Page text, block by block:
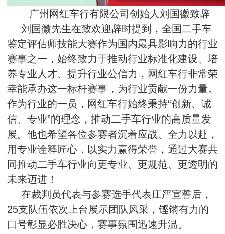
广州网红车行有限公司创始人刘国徽致辞
刘国徽先生在致欢迎辞时提到，全国二手车
鉴定评估师技能大赛作为国内最具影响力的行业
赛事之一，始终致力于推动行业标准化建设、培
养专业人才、提升行业公信力，网红车行非常荣
幸能承办这一标杆赛事，为行业贡献一份力量。
作为行业的一员，网红车行始终秉持“创新、诚
信、专业”的理念，推动二手车行业的高质量发
展。他也希望各位参赛者沉着应战、全力以赴，
用专业诠释匠心，以实力赢得荣誉，通过大赛共
同推动二手车行业向更专业、更规范、更透明的
未来迈进！
在裁判员代表与参赛选手代表庄严宣誓后，
25支队伍依次上台展示团队风采，铿锵有力的
口号彰显必胜决心，赛事氛围迅速升温。